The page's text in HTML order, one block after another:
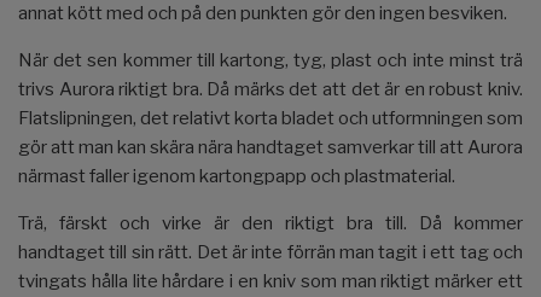
annat kött med och på den punkten gör den ingen besviken.
När det sen kommer till kartong, tyg, plast och inte minst trä
trivs Aurora riktigt bra. Då märks det att det är en robust kniv.
Flatslipningen, det relativt korta bladet och utformningen som
gör att man kan skära nära handtaget samverkar till att Aurora
närmast faller igenom kartongpapp och plastmaterial.
Trä, färskt och virke är den riktigt bra till. Då kommer
handtaget till sin rätt. Det är inte förrän man tagit i ett tag och
tvingats hålla lite hårdare i en kniv som man riktigt märker ett